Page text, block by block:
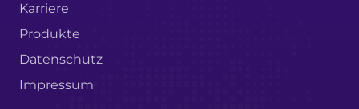
Karriere
Produkte
Datenschutz
Impressum